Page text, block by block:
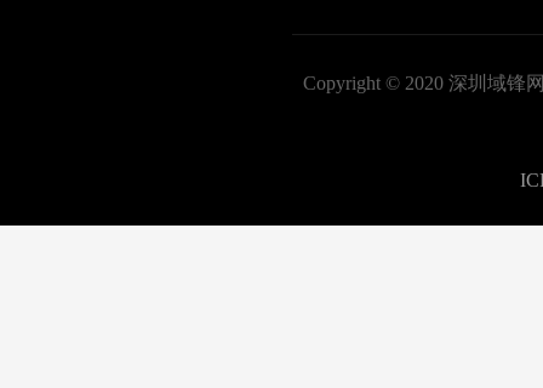
Copyright © 2020 深圳域锋